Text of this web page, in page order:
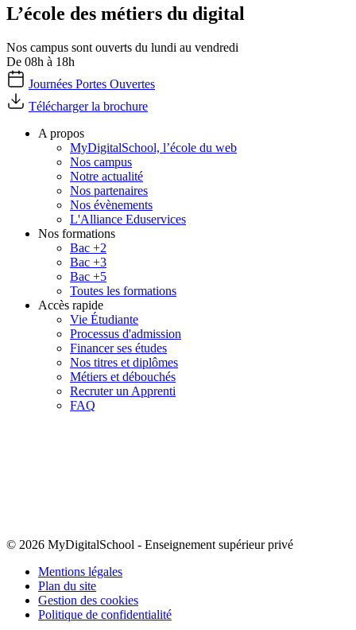
L’école des métiers du digital
Nos campus sont ouverts du lundi au vendredi
De 08h à 18h
Journées Portes Ouvertes
Télécharger la brochure
A propos
MyDigitalSchool, l’école du web
Nos campus
Notre actualité
Nos partenaires
Nos évènements
L'Alliance Eduservices
Nos formations
Bac +2
Bac +3
Bac +5
Toutes les formations
Accès rapide
Vie Étudiante
Processus d'admission
Financer ses études
Nos titres et diplômes
Métiers et débouchés
Recruter un Apprenti
FAQ
© 2026 MyDigitalSchool - Enseignement supérieur privé
Mentions légales
Plan du site
Gestion des cookies
Politique de confidentialité